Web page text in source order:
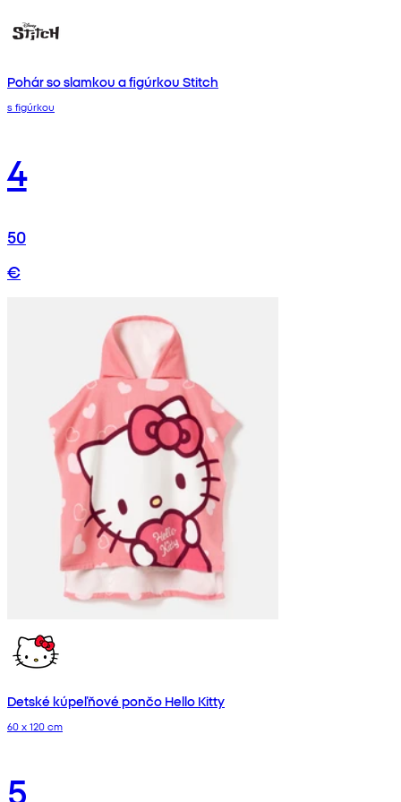
Pohár so slamkou a figúrkou Stitch
s figúrkou
4
50
€
Detské kúpeľňové pončo Hello Kitty
60 x 120 cm
5